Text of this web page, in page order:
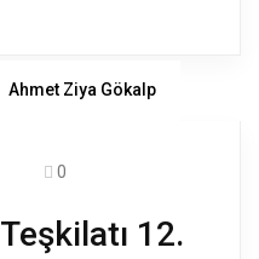
Ahmet Ziya Gökalp
0
12.